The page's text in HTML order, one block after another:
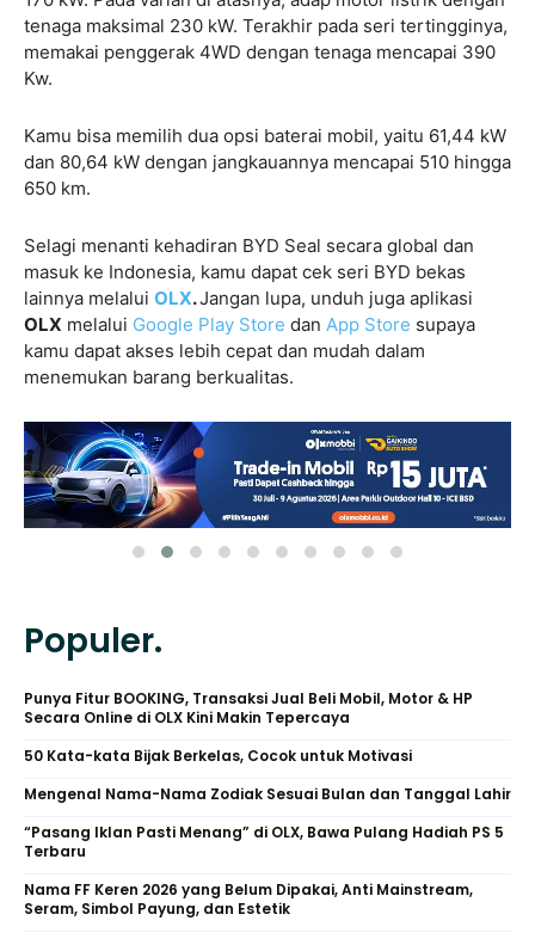
tenaga maksimal 230 kW. Terakhir pada seri tertingginya,
memakai penggerak 4WD dengan tenaga mencapai 390
Kw.
Kamu bisa memilih dua opsi baterai mobil, yaitu 61,44 kW
dan 80,64 kW dengan jangkauannya mencapai 510 hingga
650 km.
Selagi menanti kehadiran BYD Seal secara global dan
masuk ke Indonesia, kamu dapat cek seri BYD bekas
lainnya melalui OLX.Jangan lupa, unduh juga aplikasi
OLX melalui Google Play Store dan App Store supaya
kamu dapat akses lebih cepat dan mudah dalam
menemukan barang berkualitas.
Populer.
Punya Fitur BOOKING, Transaksi Jual Beli Mobil, Motor & HP
Secara Online di OLX Kini Makin Tepercaya
50 Kata-kata Bijak Berkelas, Cocok untuk Motivasi
Mengenal Nama-Nama Zodiak Sesuai Bulan dan Tanggal Lahir
“Pasang Iklan Pasti Menang” di OLX, Bawa Pulang Hadiah PS 5
Terbaru
Nama FF Keren 2026 yang Belum Dipakai, Anti Mainstream,
Seram, Simbol Payung, dan Estetik